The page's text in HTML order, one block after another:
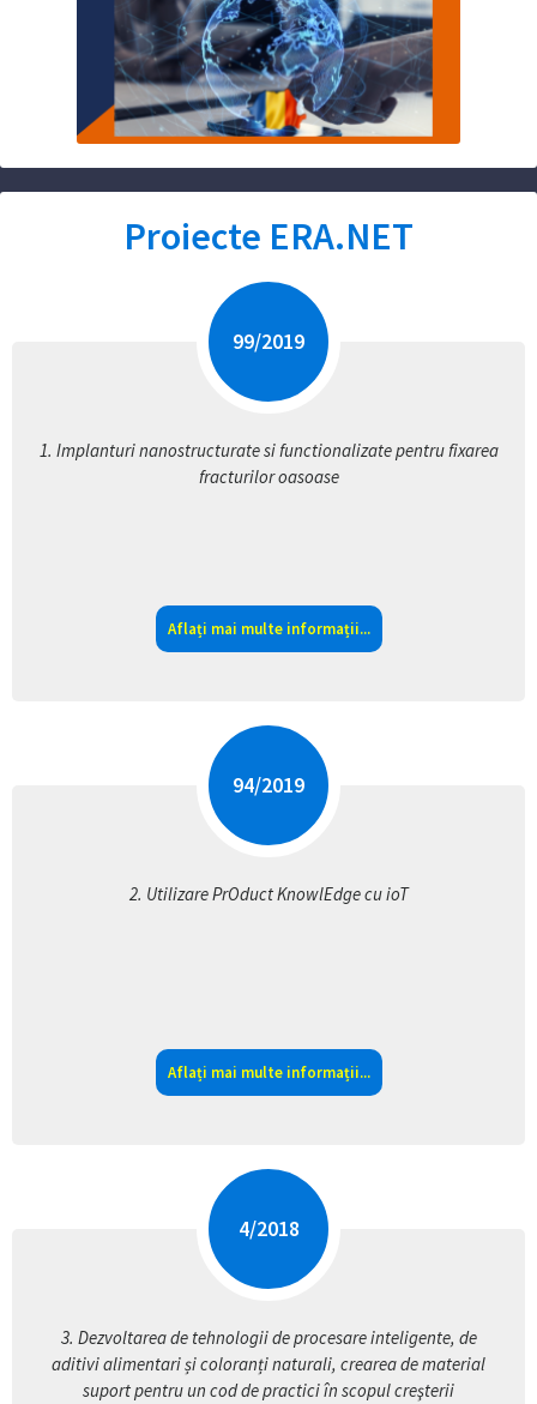
Proiecte ERA.NET
99/2019
1. Implanturi nanostructurate si functionalizate pentru fixarea
fracturilor oasoase
Aflați mai multe informații...
94/2019
2. Utilizare PrOduct KnowlEdge cu ioT
Aflați mai multe informații...
4/2018
3. Dezvoltarea de tehnologii de procesare inteligente, de
aditivi alimentari și coloranți naturali, crearea de material
suport pentru un cod de practici în scopul creşterii